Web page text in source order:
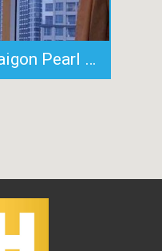
Cho thuê căn hộ Saigon Pearl 2PN view đẹp bao phí quản lý